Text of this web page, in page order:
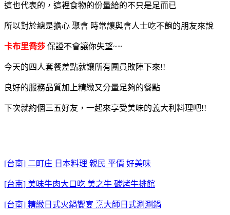
這也代表的，這裡食物的份量給的不只是足而已
所以對於總是擔心 聚會 時常讓與會人士吃不飽的朋友來說
卡布里喬莎 保證不會讓你失望~~
今天的四人套餐差點就讓所有團員敗陣下來!!
良好的服務品質加上精緻又分量足夠的餐點
下次就約個三五好友，一起來享受美味的義大利料理吧!!
[台南] 二町庄 日本料理 親民 平價 好美味
[台南] 美味牛肉大口吃 美之牛 碳烤牛排館
[台南] 精緻日式火鍋饗宴 烹大師日式涮涮鍋